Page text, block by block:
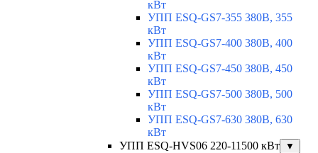
кВт
УПП ESQ-GS7-355 380В, 355
кВт
УПП ESQ-GS7-400 380В, 400
кВт
УПП ESQ-GS7-450 380В, 450
кВт
УПП ESQ-GS7-500 380В, 500
кВт
УПП ESQ-GS7-630 380В, 630
кВт
УПП ESQ-HVS06 220-11500 кВт
▼